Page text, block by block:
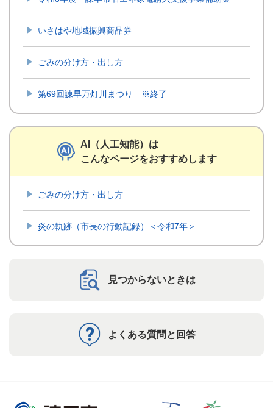
いさはや地域振興商品券
ごみの分け方・出し方
第69回諫早万灯川まつり ※終了
AI（人工知能）は
こんなページをおすすめします
ごみの分け方・出し方
炎の軌跡（市長の行動記録）＜令和7年＞
見つからないときは
よくある質問と回答